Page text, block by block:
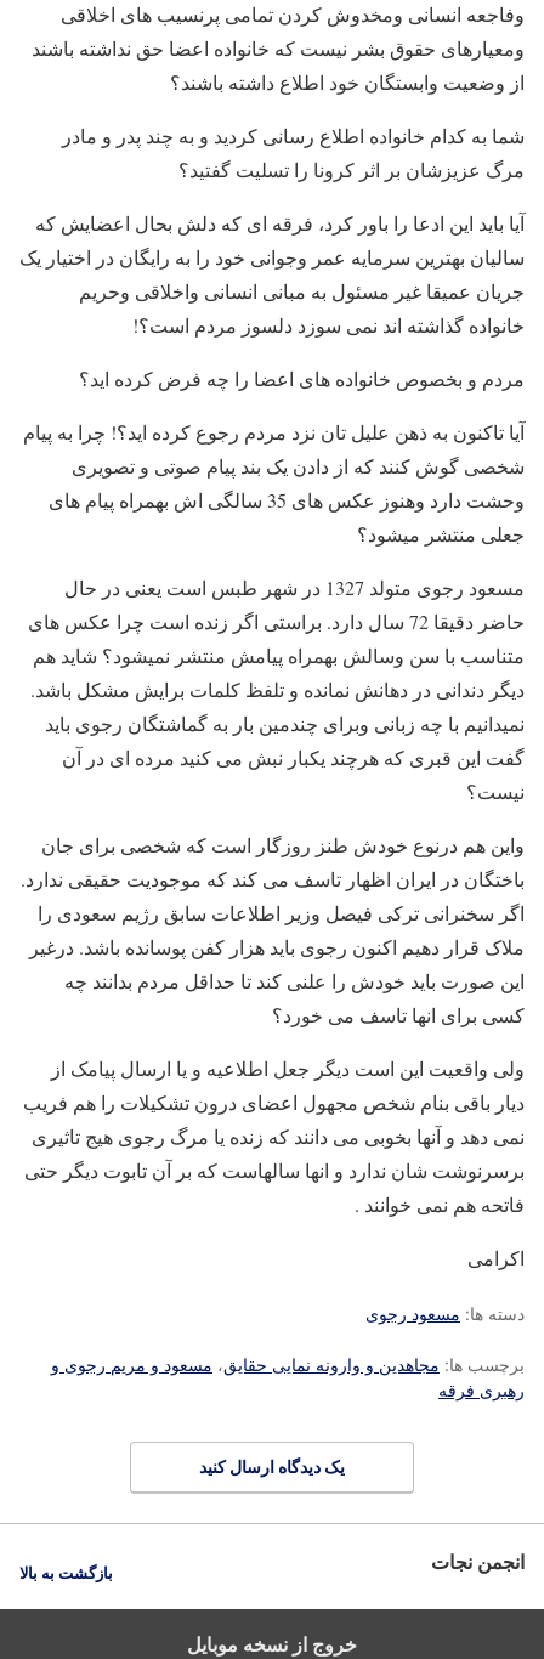
وفاجعه انسانی ومخدوش کردن تمامی پرنسیب های اخلاقی
ومعیارهای حقوق بشر نیست که خانواده اعضا حق نداشته باشند
از وضعیت وابستگان خود اطلاع داشته باشند؟
شما به کدام خانواده اطلاع رسانی کردید و به چند پدر و مادر
مرگ عزیزشان بر اثر کرونا را تسلیت گفتید؟
آیا باید این ادعا را باور کرد، فرقه ای که دلش بحال اعضایش که
سالیان بهترین سرمایه عمر وجوانی خود را به رایگان در اختیار یک
جریان عمیقا غیر مسئول به مبانی انسانی واخلاقی وحریم
خانواده گذاشته اند نمی سوزد دلسوز مردم است؟!
مردم و بخصوص خانواده های اعضا را چه فرض کرده اید؟
آیا تاکنون به ذهن علیل تان نزد مردم رجوع کرده اید؟! چرا به پیام
شخصی گوش کنند که از دادن یک بند پیام صوتی و تصویری
وحشت دارد وهنوز عکس های 35 سالگی اش بهمراه پیام های
جعلی منتشر میشود؟
مسعود رجوی متولد 1327 در شهر طبس است یعنی در حال
حاضر دقیقا 72 سال دارد. براستی اگر زنده است چرا عکس های
متناسب با سن وسالش بهمراه پیامش منتشر نمیشود؟ شاید هم
دیگر دندانی در دهانش نمانده و تلفظ کلمات برایش مشکل باشد.
نمیدانیم با چه زبانی وبرای چندمین بار به گماشتگان رجوی باید
گفت این قبری که هرچند یکبار نبش می کنید مرده ای در آن
نیست؟
واین هم درنوع خودش طنز روزگار است که شخصی برای جان
باختگان در ایران اظهار تاسف می کند که موجودیت حقیقی ندارد.
اگر سخنرانی ترکی فیصل وزیر اطلاعات سابق رژیم سعودی را
ملاک قرار دهیم اکنون رجوی باید هزار کفن پوسانده باشد. درغیر
این صورت باید خودش را علنی کند تا حداقل مردم بدانند چه
کسی برای انها تاسف می خورد؟
ولی واقعیت این است دیگر جعل اطلاعیه و یا ارسال پیامک از
دیار باقی بنام شخص مجهول اعضای درون تشکیلات را هم فریب
نمی دهد و آنها بخوبی می دانند که زنده یا مرگ رجوی هیج تاثیری
برسرنوشت شان ندارد و انها سالهاست که بر آن تابوت دیگر حتی
فاتحه هم نمی خوانند .
اکرامی
دسته ها: مسعود رجوی
برچسب ها: مجاهدین و وارونه نمایی حقایق، مسعود و مریم رجوی و
رهبری فرقه
یک دیدگاه ارسال کنید
انجمن نجات بازگشت به بالا
خروج از نسخه موبایل